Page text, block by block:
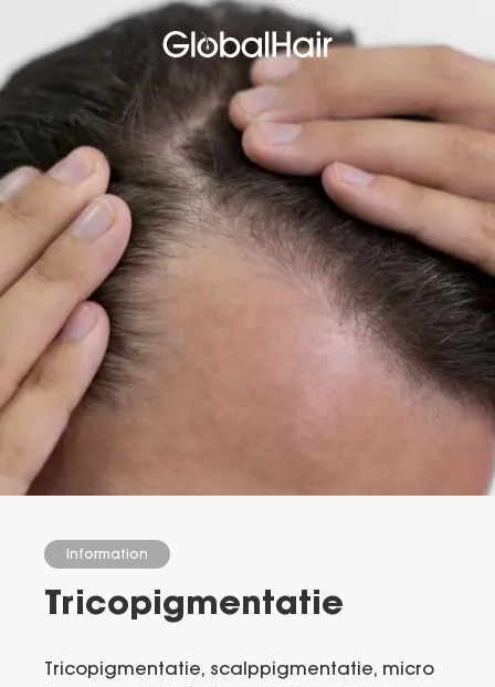
Information
Tricopigmentatie
Tricopigmentatie, scalppigmentatie, micro